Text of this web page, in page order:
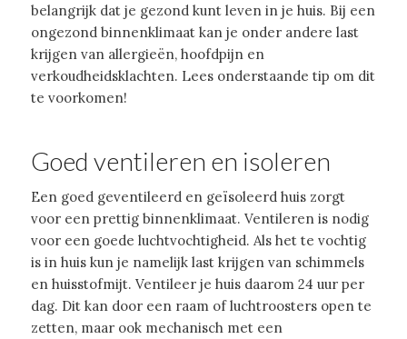
belangrijk dat je gezond kunt leven in je huis. Bij een
ongezond binnenklimaat kan je onder andere last
krijgen van allergieën, hoofdpijn en
verkoudheidsklachten. Lees onderstaande tip om dit
te voorkomen!
Goed ventileren en isoleren
Een goed geventileerd en geïsoleerd huis zorgt
voor een prettig binnenklimaat. Ventileren is nodig
voor een goede luchtvochtigheid. Als het te vochtig
is in huis kun je namelijk last krijgen van schimmels
en huisstofmijt. Ventileer je huis daarom 24 uur per
dag. Dit kan door een raam of luchtroosters open te
zetten, maar ook mechanisch met een